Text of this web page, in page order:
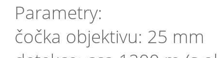
Parametry:
čočka objektivu: 25 mm